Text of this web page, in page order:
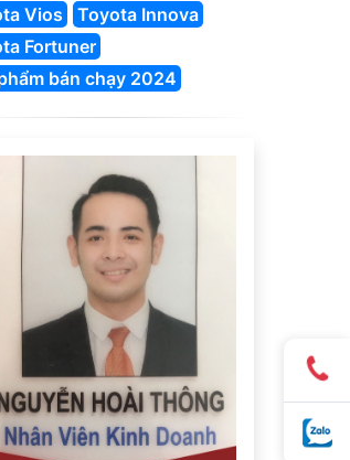
Vios
Toyota Innova
Fortuner
bán chạy 2024